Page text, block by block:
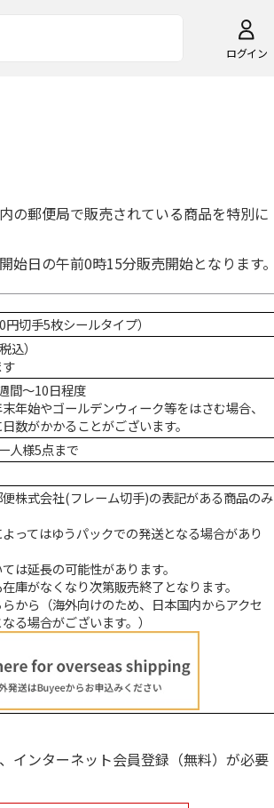
ログイン
の郵便局で販売されている商品を特別に
日の午前0時15分販売開始となります。
切手5枚シールタイプ）
込）
間～10日程度
年始やゴールデンウィーク等をはさむ場合、
数がかかることがございます。
人様5点まで
便株式会社(フレーム切手)の表記がある商品のみ
ってはゆうパックでの発送となる場合があり
は延長の可能性があります。
庫がなくなり次第販売終了となります。
らから（海外向けのため、日本国内からアクセ
る場合がございます。）
インターネット会員登録（無料）が必要